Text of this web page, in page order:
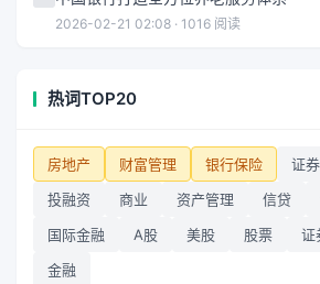
2026-02-21 02:08 · 1016 阅读
热词TOP20
房地产 财富管理 银行保险 证
投融资
商业 资产管理 信贷
国际金融
A股 美股 股票 证
金融